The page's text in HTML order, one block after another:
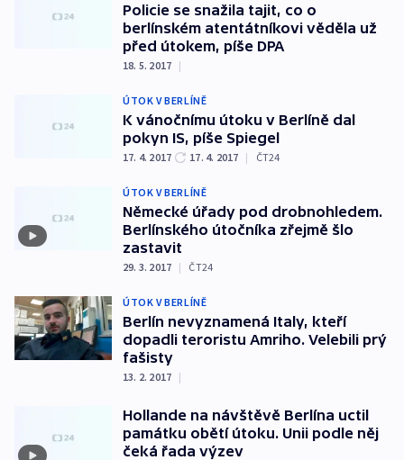
Policie se snažila tajit, co o
berlínském atentátníkovi věděla už
před útokem, píše DPA
18. 5. 2017 |
ÚTOK V BERLÍNĚ
K vánočnímu útoku v Berlíně dal
pokyn IS, píše Spiegel
17. 4. 2017 17. 4. 2017 | ČT24
ÚTOK V BERLÍNĚ
Německé úřady pod drobnohledem.
Berlínského útočníka zřejmě šlo
zastavit
29. 3. 2017 | ČT24
ÚTOK V BERLÍNĚ
Berlín nevyznamená Italy, kteří
dopadli teroristu Amriho. Velebili prý
fašisty
13. 2. 2017 |
Hollande na návštěvě Berlína uctil
památku obětí útoku. Unii podle něj
čeká řada výzev